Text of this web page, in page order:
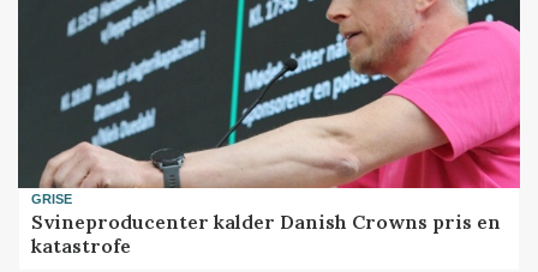
GRISE
Svineproducenter kalder Danish Crowns pris en
katastrofe